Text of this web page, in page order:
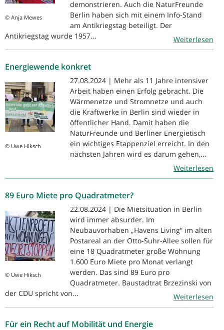
© Anja Mewes
demonstrieren. Auch die NaturFreunde
Berlin haben sich mit einem Info-Stand
am Antikriegstag beteiligt. Der
Antikriegstag wurde 1957...
Weiterlesen
Energiewende konkret
© Uwe Hiksch
27.08.2024 | Mehr als 11 Jahre intensiver
Arbeit haben einen Erfolg gebracht. Die
Wärmenetze und Stromnetze und auch
die Kraftwerke in Berlin sind wieder in
öffentlicher Hand. Damit haben die
NaturFreunde und Berliner Energietisch
ein wichtiges Etappenziel erreicht. In den
nächsten Jahren wird es darum gehen,...
Weiterlesen
89 Euro Miete pro Quadratmeter?
© Uwe Hiksch
22.08.2024 | Die Mietsituation in Berlin
wird immer absurder. Im
Neubauvorhaben „Havens Living“ im alten
Postareal an der Otto-Suhr-Allee sollen für
eine 18 Quadratmeter große Wohnung
1.600 Euro Miete pro Monat verlangt
werden. Das sind 89 Euro pro
Quadratmeter. Baustadtrat Brzezinski von
der CDU spricht von...
Weiterlesen
Für ein Recht auf Mobilität und Energie